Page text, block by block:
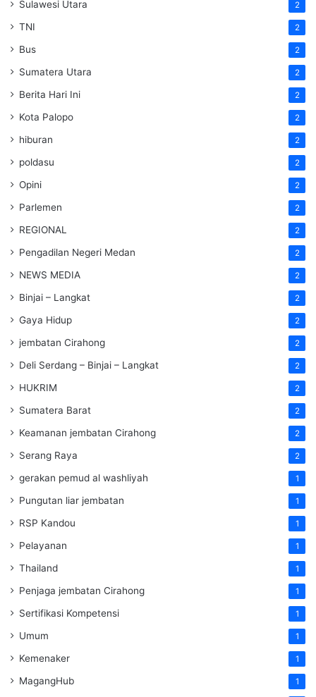
Sulawesi Utara 2
TNI 2
Bus 2
Sumatera Utara 2
Berita Hari Ini 2
Kota Palopo 2
hiburan 2
poldasu 2
Opini 2
Parlemen 2
REGIONAL 2
Pengadilan Negeri Medan 2
NEWS MEDIA 2
Binjai – Langkat 2
Gaya Hidup 2
jembatan Cirahong 2
Deli Serdang – Binjai – Langkat 2
HUKRIM 2
Sumatera Barat 2
Keamanan jembatan Cirahong 2
Serang Raya 2
gerakan pemud al washliyah 1
Pungutan liar jembatan 1
RSP Kandou 1
Pelayanan 1
Thailand 1
Penjaga jembatan Cirahong 1
Sertifikasi Kompetensi 1
Umum 1
Kemenaker 1
MagangHub 1